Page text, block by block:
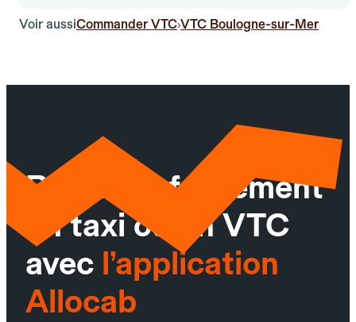
Voir aussiCommander VTC›VTC Boulogne-sur-Mer
Réservez facilement
un taxi ou un VTC
avec l’application
Allocab